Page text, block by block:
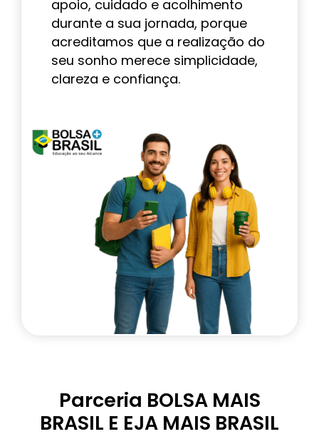
apoio, cuidado e acolhimento
durante a sua jornada, porque
acreditamos que a realização do
seu sonho merece simplicidade,
clareza e confiança.
Parceria BOLSA MAIS
BRASIL E EJA MAIS BRASIL